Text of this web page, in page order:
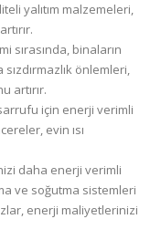
yalıtım malzemeleri,
sırasında, binaların
sızdırmazlık önlemleri,
artırır.
için enerji verimli
evin ısı
daha enerji verimli
ve soğutma sistemleri
enerji maliyetlerinizi